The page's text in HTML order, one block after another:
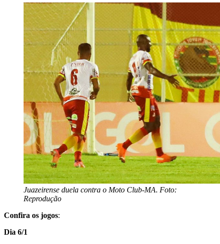
Juazeirense duela contra o Moto Club-MA. Foto:
Reprodução
Confira os jogos:
Dia 6/1